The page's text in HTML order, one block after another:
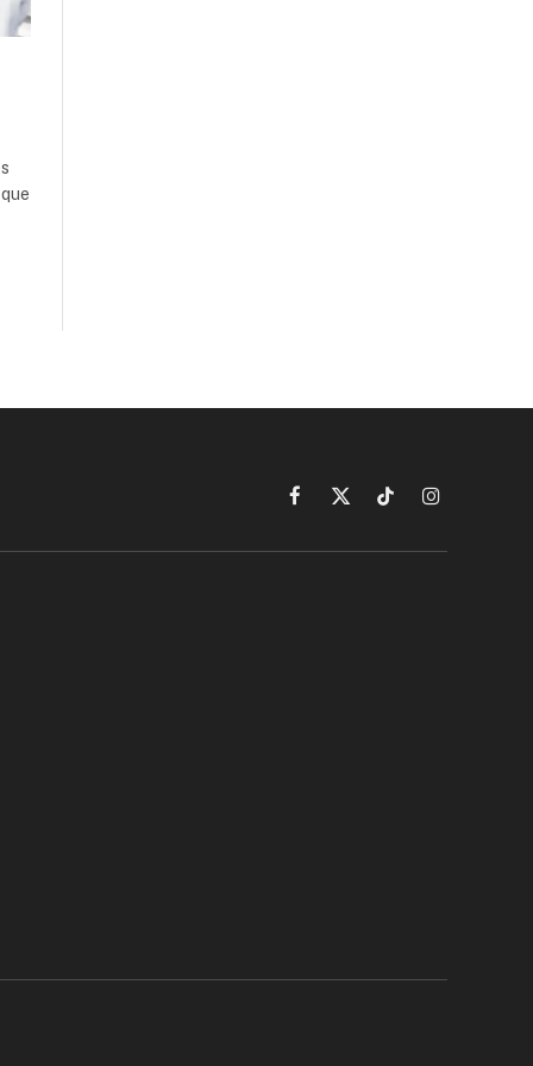
Facebook
X
TikTokInstagram